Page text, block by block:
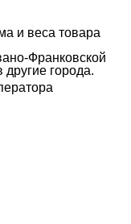
и веса товара
Франковской
города.